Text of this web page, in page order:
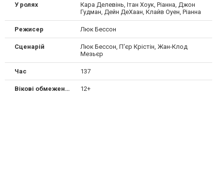
У ролях
Кара Делевінь, Ітан Хоук, Ріанна, Джон
Гудман, Дейн ДеХаан, Клайв Оуен, Ріанна
Режисер Люк Бессон
Сценарій
Люк Бессон, П'єр Крістін, Жан-Клод
Мезьєр
Час 137
Вікові обмеження 12+